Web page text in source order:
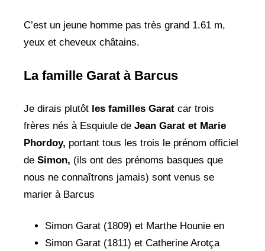
C’est un jeune homme pas très grand 1.61 m,
yeux et cheveux châtains.
La famille Garat à Barcus
Je dirais plutôt les familles Garat car trois
frères nés à Esquiule de Jean Garat et Marie
Phordoy, portant tous les trois le prénom officiel
de Simon, (ils ont des prénoms basques que
nous ne connaîtrons jamais) sont venus se
marier à Barcus
Simon Garat (1809) et Marthe Hounie en
Simon Garat (1811) et Catherine Arotça